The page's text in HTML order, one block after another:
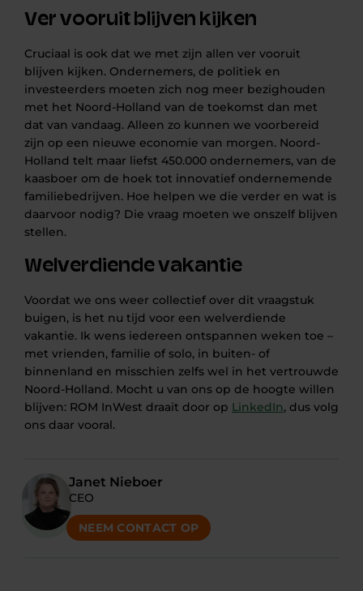
Ver vooruit blijven kijken
Cruciaal is ook dat we met zijn allen ver vooruit
blijven kijken. Ondernemers, de politiek en
investeerders moeten zich nog meer bezighouden
met het Noord-Holland van de toekomst dan met
dat van vandaag. Alleen zo kunnen we voorbereid
zijn op een nieuwe economie van morgen. Noord-
Holland telt maar liefst 450.000 ondernemers, van de
kaasboer om de hoek tot innovatief ondernemende
familiebedrijven. Hoe helpen we die verder en wat is
daarvoor nodig? Die vraag moeten we onszelf blijven
stellen.
Welverdiende vakantie
Voordat we ons weer collectief over dit vraagstuk
buigen, is het nu tijd voor een welverdiende
vakantie. Ik wens iedereen ontspannen weken toe –
met vrienden, familie of solo, in buiten- of
binnenland en misschien zelfs wel in het vertrouwde
Noord-Holland. Mocht u van ons op de hoogte willen
blijven: ROM InWest draait door op LinkedIn, dus volg
ons daar vooral.
Janet Nieboer
CEO
NEEM CONTACT OP